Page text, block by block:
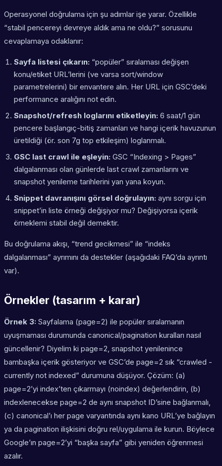
Operasyonel doğrulama için şu adımlar işe yarar. Özellikle
“stabil pencereyi devreye aldık ama ne oldu?” sorusunu
cevaplamaya odaklanır:
Sayfa listesi çıkarın: “popüler” sıralaması değişen
konu/etiket URL’lerini (ve varsa sort/window
parametrelerini) bir envantere alın. Her URL için GSC’deki
performance aralığını not edin.
Snapshot/refresh loglarını etiketleyin: 6 saat/1 gün
pencere başlangıç-bitiş zamanları ve hangi içerik havuzunun
üretildiği (ör. son 7g top etkileşim) loglanmalı.
GSC last crawl ile eşleyin: GSC “Indexing > Pages”
dalgalanması olan günlerde last crawl zamanlarını ve
snapshot yenileme tarihlerini yan yana koyun.
Snippet davranışını görsel doğrulayın: aynı sorgu için
snippet’in liste örneği değişiyor mu? Değişiyorsa içerik
örneklemi stabil değil demektir.
Bu doğrulama akışı, “trend gecikmesi” ile “indeks
dalgalanması” ayrımını da destekler (aşağıdaki FAQ’da ayrıntı
var).
Örnekler (tasarım + karar)
Örnek 3: Sayfalama (page=2) ile popüler sıralamanın
uyuşmaması durumunda canonical/pagination kuralları nasıl
güncellenir? Diyelim ki page=2, snapshot yenilenince
bambaşka içerik gösteriyor ve GSC’de page=2 sık “crawled -
currently not indexed” durumuna düşüyor. Çözüm: (a)
page=2’yi index’ten çıkarmayı (noindex) değerlendirin, (b)
indexlenecekse page=2 de aynı snapshot ID’sine bağlanmalı,
(c) canonical’ı her page varyantında aynı kano URL’ye bağlayın
ya da pagination ilişkisini doğru rel/uygulama ile kurun. Böylece
Google’ın page=2’yi “başka sayfa” gibi yeniden öğrenmesi
azalır.